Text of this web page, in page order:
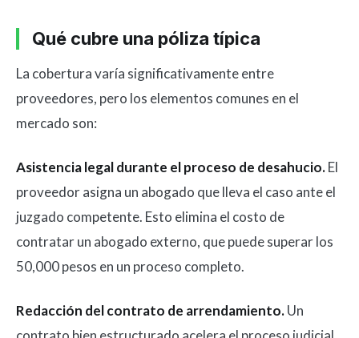
Qué cubre una póliza típica
La cobertura varía significativamente entre
proveedores, pero los elementos comunes en el
mercado son:
Asistencia legal durante el proceso de desahucio.El
proveedor asigna un abogado que lleva el caso ante el
juzgado competente. Esto elimina el costo de
contratar un abogado externo, que puede superar los
50,000 pesos en un proceso completo.
Redacción del contrato de arrendamiento.Un